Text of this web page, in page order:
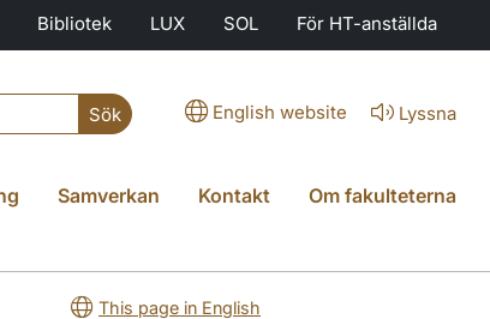
Bibliotek LUX SOL För HT-anställda
Sök English website Lyssna
Samverkan Kontakt Om fakulteterna
This page in English